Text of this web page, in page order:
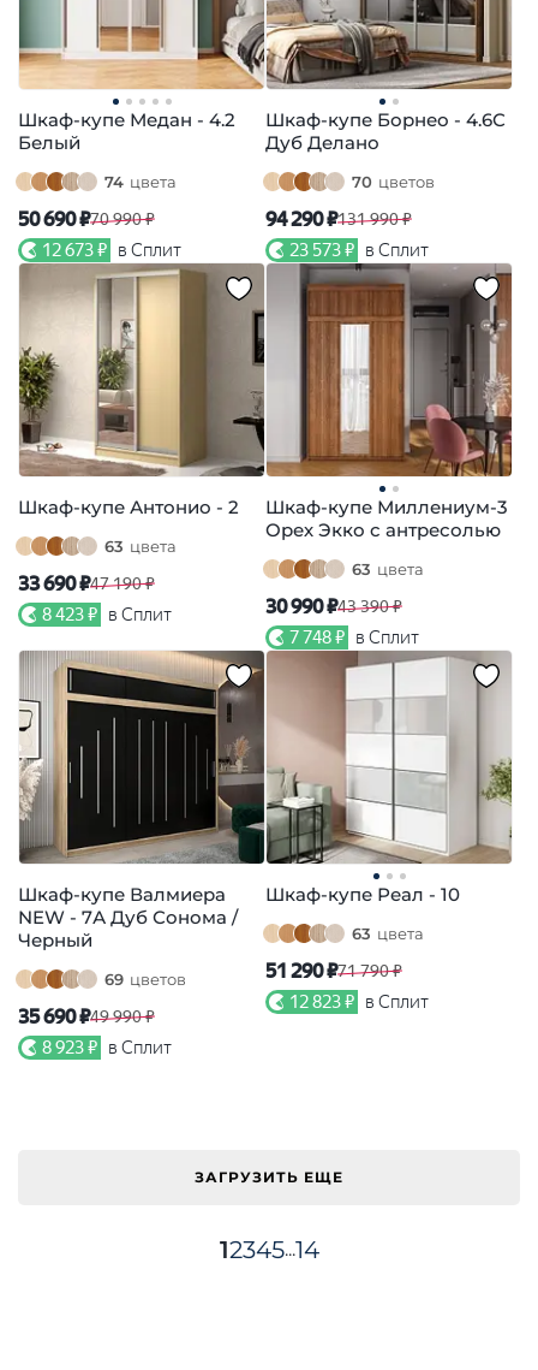
Шкаф-купе Медан - 4.2
Белый
74 цвета
50 690 ₽70 990 ₽
12 673 ₽ в Сплит
Шкаф-купе Борнео - 4.6С
Дуб Делано
70 цветов
94 290 ₽131 990 ₽
23 573 ₽ в Сплит
Шкаф-купе Антонио - 2
63 цвета
33 690 ₽47 190 ₽
8 423 ₽ в Сплит
Шкаф-купе Миллениум-3
Орех Экко с антресолью
63 цвета
30 990 ₽43 390 ₽
7 748 ₽ в Сплит
Шкаф-купе Валмиера
NEW - 7А Дуб Сонома /
Черный
69 цветов
35 690 ₽49 990 ₽
8 923 ₽ в Сплит
Шкаф-купе Реал - 10
63 цвета
51 290 ₽71 790 ₽
12 823 ₽ в Сплит
ЗАГРУЗИТЬ ЕЩЕ
12345...14